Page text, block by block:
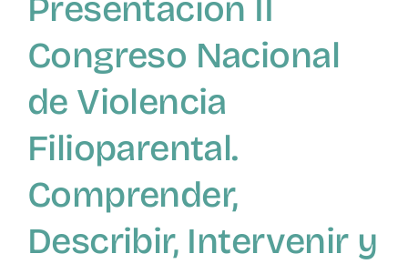
Presentación II
Congreso Nacional
de Violencia
Filioparental.
Comprender,
Describir, Intervenir y